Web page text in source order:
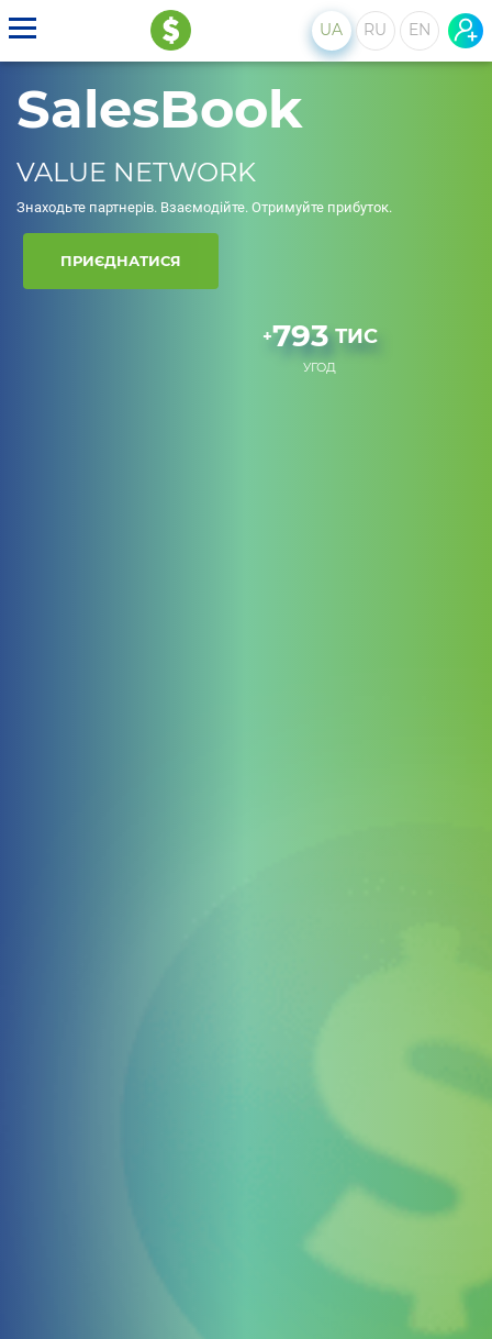
UA RU EN
SalesBook
VALUE NETWORK
Знаходьте партнерів. Взаємодійте. Отримуйте прибуток.
ПРИЄДНАТИСЯ
ТИС